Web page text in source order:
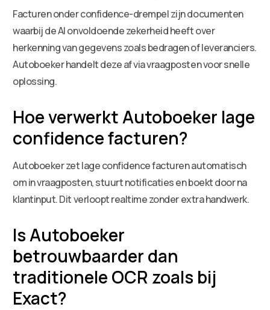
Facturen onder confidence-drempel zijn documenten
waarbij de AI onvoldoende zekerheid heeft over
herkenning van gegevens zoals bedragen of leveranciers.
Autoboeker handelt deze af via vraagposten voor snelle
oplossing.
Hoe verwerkt Autoboeker lage
confidence facturen?
Autoboeker zet lage confidence facturen automatisch
om in vraagposten, stuurt notificaties en boekt door na
klantinput. Dit verloopt realtime zonder extra handwerk.
Is Autoboeker
betrouwbaarder dan
traditionele OCR zoals bij
Exact?